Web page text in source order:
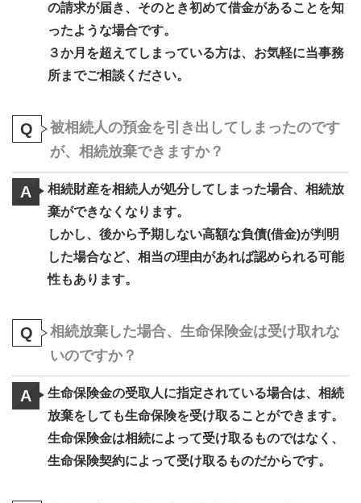
の請求が届き、そのとき初めて借金があることを知
ったような場合です。
３か月を超えてしまっている方は、お気軽に当事務
所までご相談ください。
Q
被相続人の預金を引き出してしまったのです
が、相続放棄できますか？
A
相続財産を相続人が処分してしまった場合、相続放
棄ができなくなります。
しかし、後から予期しない高額な負債(借金)が判明
した場合など、相当の理由があれば認められる可能
性もあります。
Q
相続放棄した場合、生命保険金は受け取れな
いのですか？
A
生命保険金の受取人に指定されている場合は、相続
放棄をしても生命保険を受け取ることができます。
生命保険金は相続によって受け取るものではなく、
生命保険契約によって受け取るものだからです。